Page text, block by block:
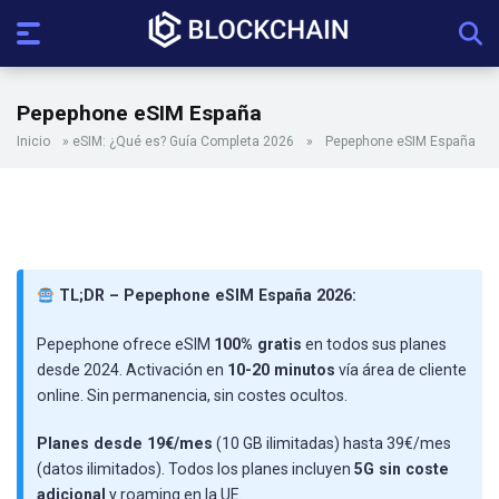
Pepephone eSIM España
Inicio » eSIM: ¿Qué es? Guía Completa 2026 » Pepephone eSIM España
TL;DR – Pepephone eSIM España 2026:
Pepephone ofrece eSIM 100% gratis en todos sus planes
desde 2024. Activación en 10-20 minutos vía área de cliente
online. Sin permanencia, sin costes ocultos.
Planes desde 19€/mes (10 GB ilimitadas) hasta 39€/mes
(datos ilimitados). Todos los planes incluyen 5G sin coste
adicional y roaming en la UE.